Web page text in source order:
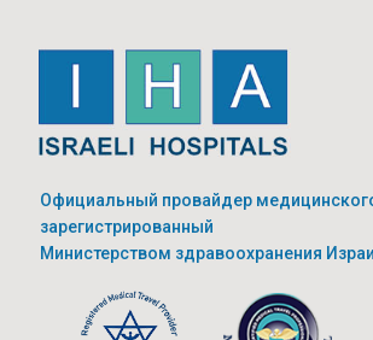
Официальный провайдер
зарегистрированный
Министерством здравоохранения